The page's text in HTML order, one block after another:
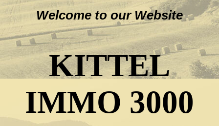
Welcome to our Website
KITTEL
IMMO 3000